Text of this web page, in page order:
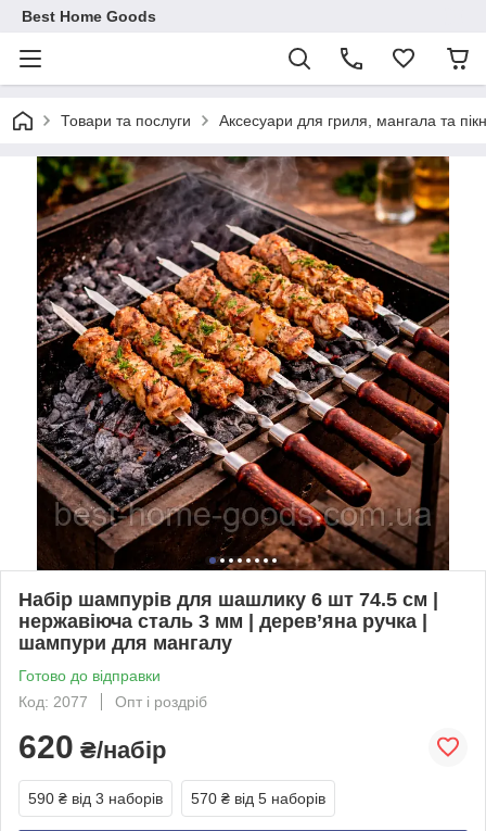
Best Home Goods
Товари та послуги Аксесуари для гриля, мангала та
Набір шампурів для шашлику 6 шт 74.5 см |
нержавіюча сталь 3 мм | дерев’яна ручка |
шампури для мангалу
Готово до відправки
Код: 2077
Опт і роздріб
620 ₴/набір
590 ₴ від 3 наборів 570 ₴ від 5 наборів